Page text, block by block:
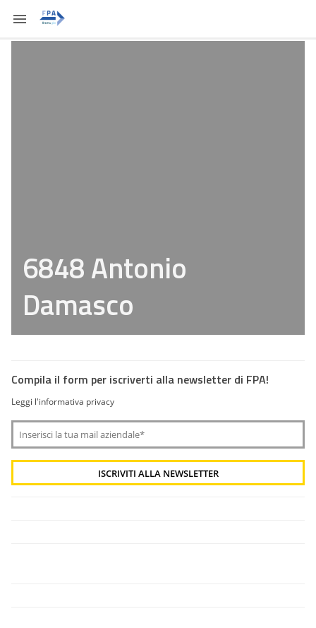
6848 Antonio
Damasco
Compila il form per iscriverti alla newsletter di FPA!
Leggi l'informativa privacy